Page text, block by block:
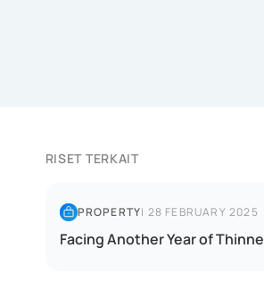
RISET TERKAIT
PROPERTY| 28 FEBRUARY 2025
Facing Another Year of